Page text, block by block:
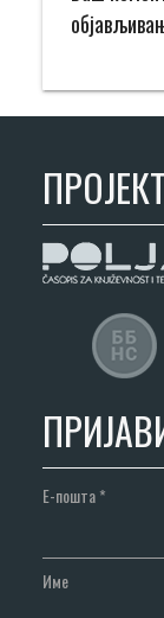
Е-пошта*
Име